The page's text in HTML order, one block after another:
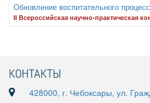
Обновление воспитательного
II Всероссийская научно-практическая
КОНТАКТЫ
428000, г. Чебоксары, ул.